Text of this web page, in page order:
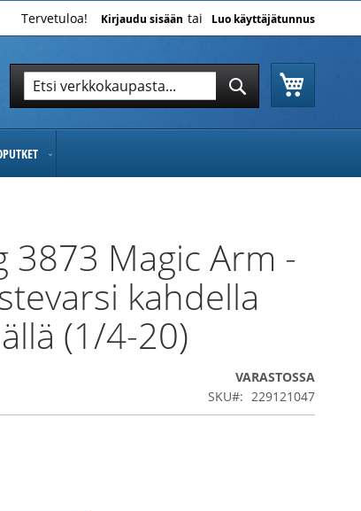
Tervetuloa! Kirjaudu sisään Luo käyttäjätunnus
Hae
3873 Magic Arm -
kahdella
(1/4-20)
VARASTOSSA
SKU
229121047